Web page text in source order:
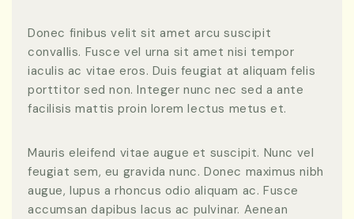
Donec finibus velit sit amet arcu suscipit
convallis. Fusce vel urna sit amet nisi tempor
iaculis ac vitae eros. Duis feugiat at aliquam felis
porttitor sed non. Integer nunc nec sed a ante
facilisis mattis proin lorem lectus metus et.
Mauris eleifend vitae augue et suscipit. Nunc vel
feugiat sem, eu gravida nunc. Donec maximus nibh
augue, lupus a rhoncus odio aliquam ac. Fusce
accumsan dapibus lacus ac pulvinar. Aenean